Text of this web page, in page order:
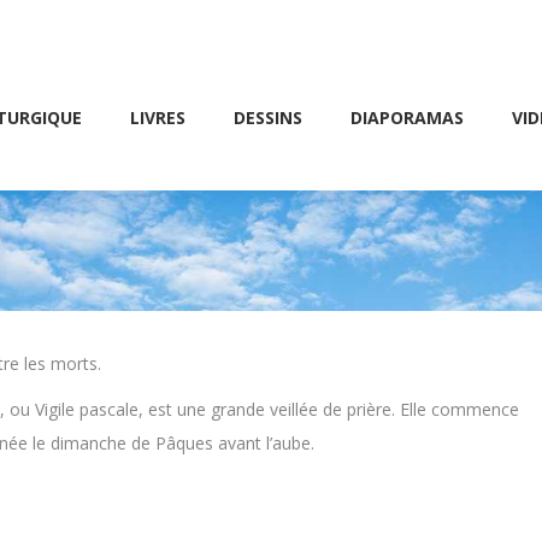
LIVRES DESSINS DIAPORAMAS
les morts.
Vigile pascale, est une grande veillée de prière. Elle commence
le dimanche de Pâques avant l’aube.